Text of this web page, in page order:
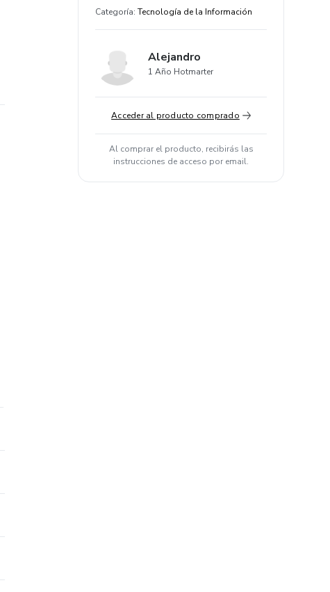
Categoría: Tecnología de la Información
Alejandro
1 Año Hotmarter
Acceder al producto comprado
Al comprar el producto, recibirás las
instrucciones de acceso por email.